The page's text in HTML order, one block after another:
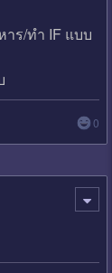
ร/ทำ IF แบบ
0